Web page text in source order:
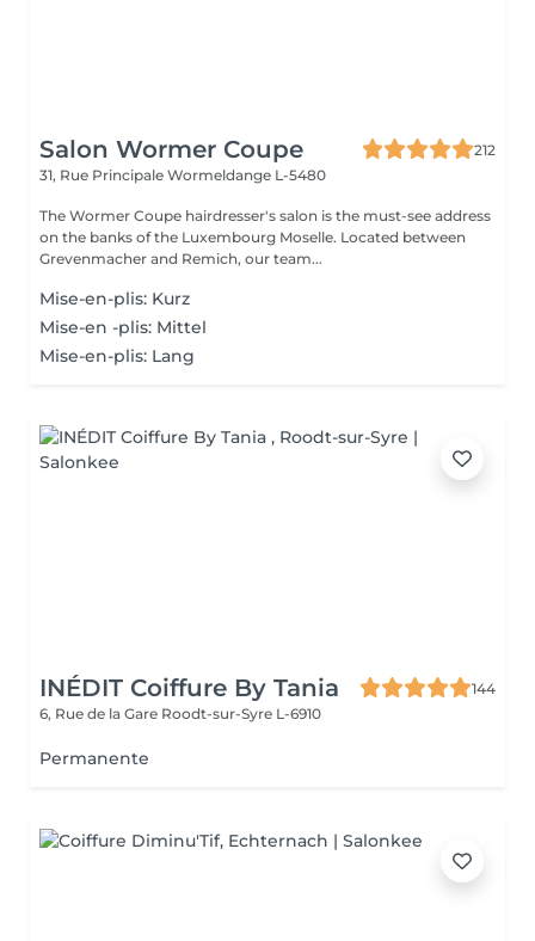
Salon Wormer Coupe
212
31, Rue Principale Wormeldange L-5480
The Wormer Coupe hairdresser's salon is the must-see address
on the banks of the Luxembourg Moselle. Located between
Grevenmacher and Remich, our team...
Mise-en-plis: Kurz
Mise-en -plis: Mittel
Mise-en-plis: Lang
INÉDIT Coiffure By Tania
144
6, Rue de la Gare Roodt-sur-Syre L-6910
Permanente